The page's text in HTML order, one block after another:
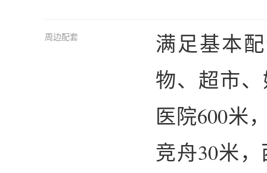
周边配套
满足基本
物、超市
医院600米
竞舟30米